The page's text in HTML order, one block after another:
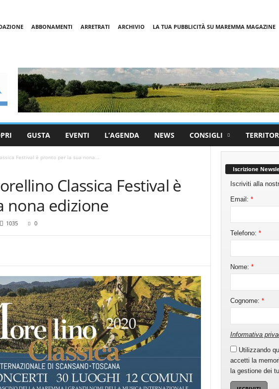
ABBONAMENTI ARRETRATI ARCHIVIO LA TUA PUBBLICITÀ SU MAREMMA MAGAZINE
GUSTA EVENTI L’AGENDA NEWS CONSIGLI
Festival è pronto per la sua nona...
Classica Festival è
nona edizione
1035 0
Iscrizione
Iscriviti alla
Email: *
Telefono: *
Nome: *
Cognome: *
Informativa
Utilizzando
accetti la
la gestione dei